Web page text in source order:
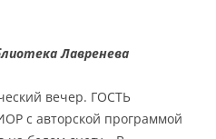
Лавренева
вечер. ГОСТЬ
с авторской программой